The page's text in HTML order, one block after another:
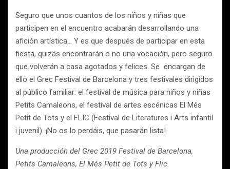
Seguro que unos cuantos de los niños y niñas que
participen en el encuentro acabarán desarrollando una
afición artística… Y es que después de participar en esta
fiesta, quizás encontrarán o no una vocación, pero seguro
que volverán a casa agotados y felices. Se encargan de
ello el Grec Festival de Barcelona y tres festivales dirigidos
al público familiar: el festival de música para niños y niñas
Petits Camaleons, el festival de artes escénicas El Més
Petit de Tots y el FLIC (Festival de Literatures i Arts infantil
i juvenil). ¡No os lo perdáis, que pasarán lista!
Una producción del Grec 2019 Festival de Barcelona,
Petits Camaleons, El Més Petit de Tots y Flic.